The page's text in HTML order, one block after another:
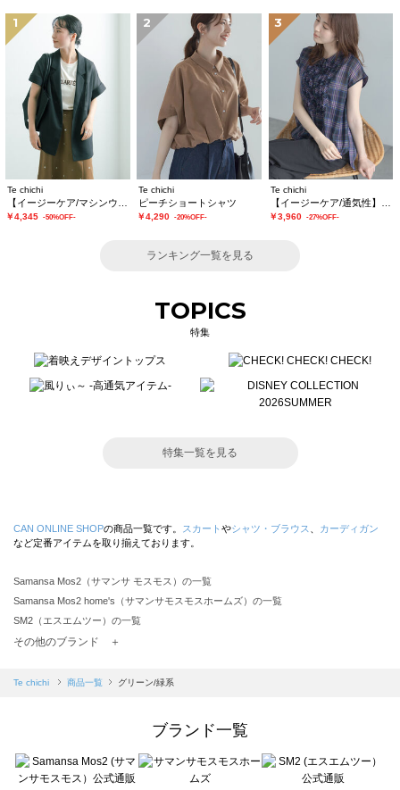
1
Te chichi
￥4,345 -50%OFF-
2
Te chichi
ピーチショートシャツ
￥4,290 -20%OFF-
3
Te chichi
￥3,960 -27%OFF-
ランキング一覧を見る
TOPICS
特集
特集一覧を見る
CAN ONLINE SHOPの商品一覧です。 スカート やシャツ・ブラウス
カーディガン
など定番アイテムを取り揃えております。
Samansa Mos2（サマンサ モスモス）の一覧
Samansa Mos2 home's（サマンサモスモスホームズ）の一覧
SM2（エスエムツー）の一覧
TSUHARU by Samansa Mos2（ツハルバイサマンサモスモス）の一覧
Samansa Mos2 blue（サマンサモスモス ブルー）の一覧
Te chichi（テチチ）の一覧
Te chichi CLASSIC（テチチ クラシック）の一覧
その他のブランド ＋
Te chichi 商品一覧 グリーン/緑系
ブランド一覧